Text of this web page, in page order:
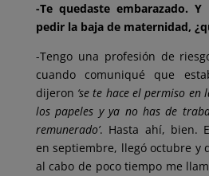
-Te quedaste embarazado.
pedir la baja de maternidad,
-Tengo una profesión de
cuando comuniqué que
dijeron ‘se te hace el permiso en
los papeles y ya no has de
remunerado’. Hasta ahí, bien.
en septiembre, llegó octubre y
al cabo de poco tiempo me